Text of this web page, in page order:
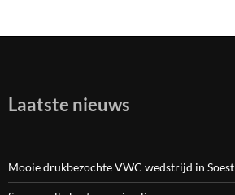
Laatste nieuws
Mooie drukbezochte VWC wedstrijd in Soest